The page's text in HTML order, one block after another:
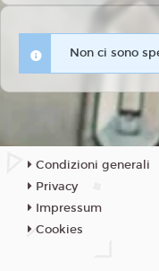
Non ci sono
Condizioni generali
Privacy
Impressum
Cookies